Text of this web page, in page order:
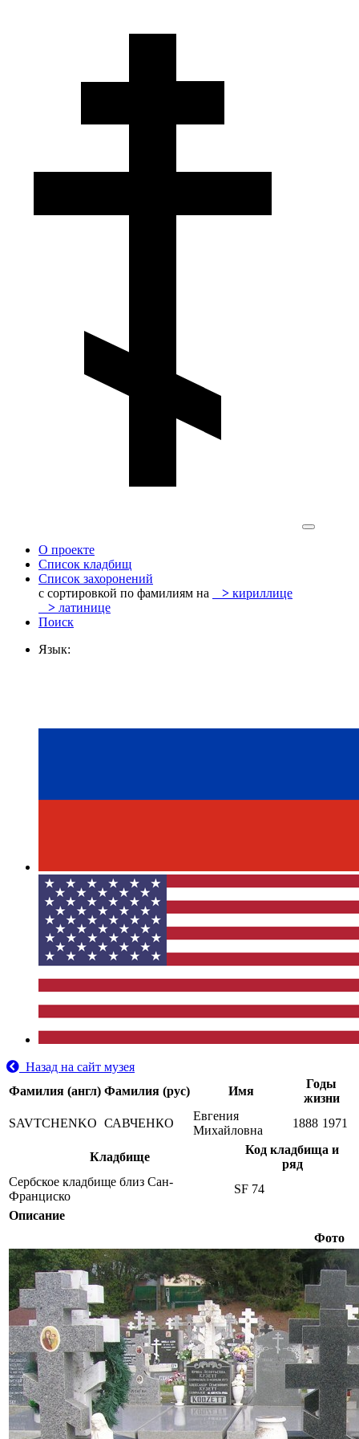
О проекте
Список кладбищ
Список захоронений
с сортировкой по фамилиям на
> кириллице
> латинице
Поиск
Язык:
Назад на сайт музея
Фамилия (англ) Фамилия (рус) Имя
Годы
жизни
SAVTCHENKO САВЧЕНКО
Евгения
Михайловна
1888 1971
Кладбище
Код кладбища и
ряд
Сербское кладбище близ Сан-
Франциско
SF 74
Описание
Фото